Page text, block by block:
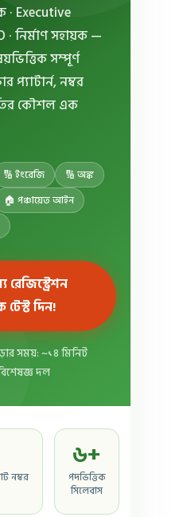
· Executive
· নির্মাণ সহায়ক —
সম্পূর্ণ
প্যাটার্ন, নম্বর
কৌশল এক
🔢 ইংরেজি
🔢 অঙ্ক
🏠 পঞ্চায়েত আইন
রেজিস্ট্রেশন
দিন!
সময়: ~১৪ মিনিট
দল
নম্বর
৬+
পদভিত্তিক
সিলেবাস